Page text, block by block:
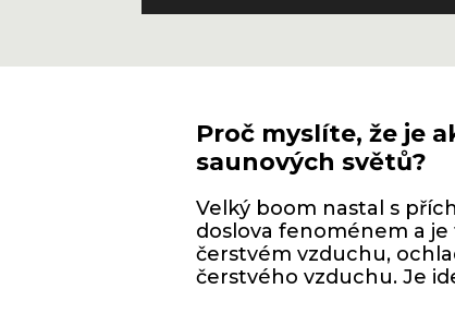
Proč myslíte, že je
saunových světů?
Velký boom nastal s
doslova fenoménem a
čerstvém vzduchu,
čerstvého vzduchu. Je